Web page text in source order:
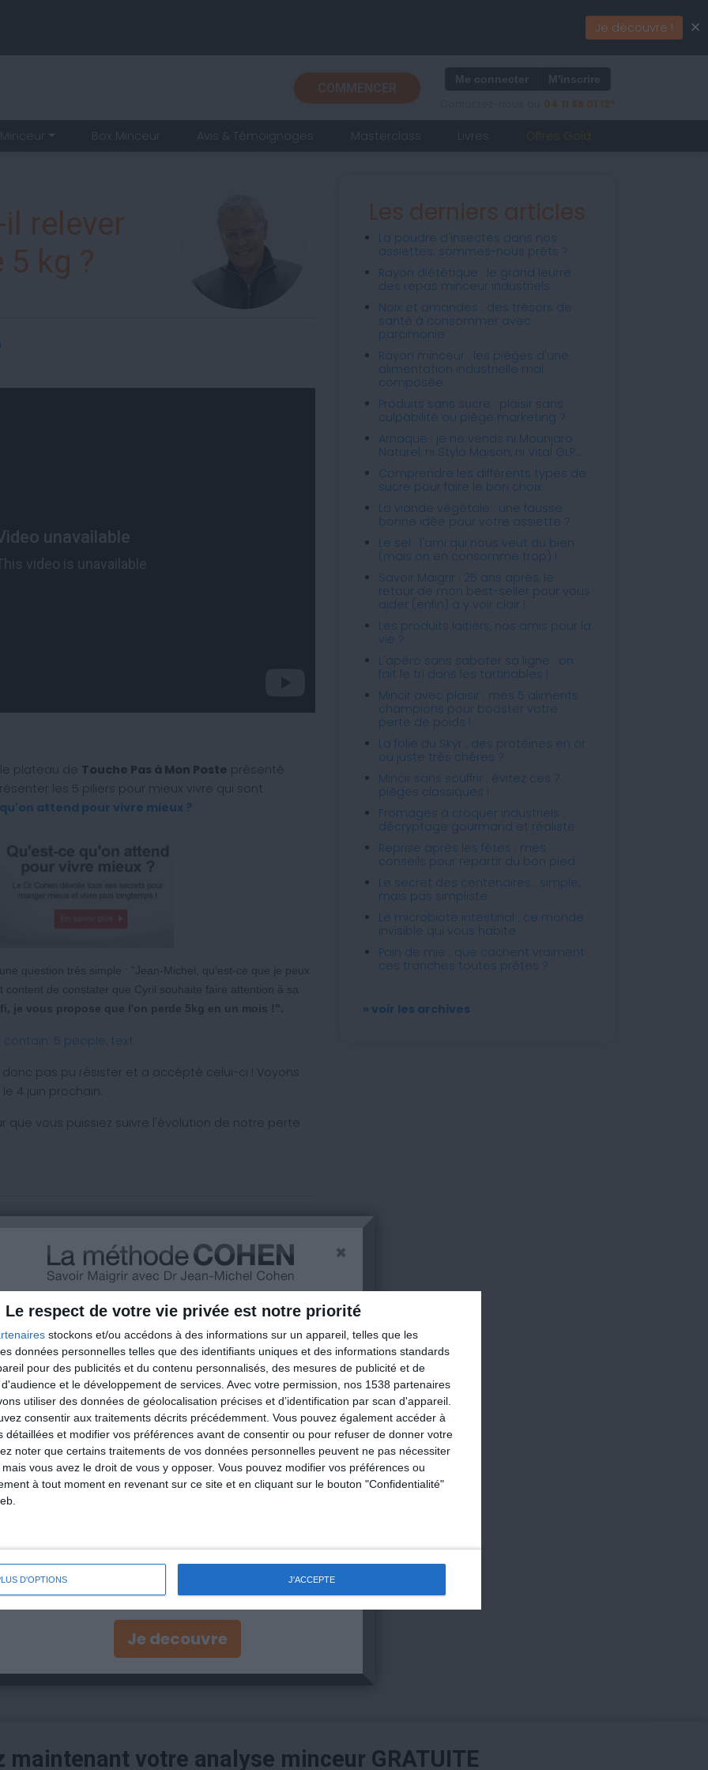
Le respect de votre vie privée est notre priorité
stockons et/ou accédons à des informations sur un appareil, telles que les
données personnelles telles que des identifiants uniques et des informations standards
pour des publicités et du contenu personnalisés, des mesures de publicité et de
et le développement de services. Avec votre permission, nos 1538 partenaires
utiliser des données de géolocalisation précises et d’identification par scan d'appareil.
consentir aux traitements décrits précédemment. Vous pouvez également accéder à
détaillées et modifier vos préférences avant de consentir ou pour refuser de donner votre
noter que certains traitements de vos données personnelles peuvent ne pas nécessiter
vous avez le droit de vous y opposer. Vous pouvez modifier vos préférences ou
à tout moment en revenant sur ce site et en cliquant sur le bouton "Confidentialité"
D'OPTIONS J'ACCEPTE
COMMENCER
04 11 88 01 12*
relever
kg ?
plateau de Touche Pas à Mon Poste présenté
les 5 piliers pour mieux vivre qui sont
attend pour vivre mieux ?
question très simple : "Jean-Michel, qu'est-ce que je peux
de constater que Cyril souhaite faire attention à sa
je vous propose que l'on perde 5kg en un mois !".
pas pu résister et a accépté celui-ci ! Voyons
4 juin prochain.
vous puissiez suivre l'évolution de notre perte
qu'ils va nous épaté et réussir à perdre ces 5kg.
bon courage à tous les 2!
qu'on va pouvoir l'aider à perdre du poids
motivation ? :)
Suiv.
sommes-nous prêts ?
consommer avec parcimonie
industrielle mal composée
ou piège marketing ?
Les derniers articles
La poudre d'insectes dans nos
assiettes: sommes-nous prêts ?
Rayon diététique : le grand leurre
des repas minceur industriels
Noix et amandes : des trésors de
santé à consommer avec
parcimonie
Rayon minceur : les pièges d'une
alimentation industrielle mal
composée
Produits sans sucre : plaisir sans
culpabilité ou piège marketing ?
Arnaque : je ne vends ni Mounjaro
Naturel, ni Stylo Maison, ni Vital GLP...
Comprendre les différents types de
sucre pour faire le bon choix.
La viande végétale : une fausse
bonne idée pour votre assiette ?
Le sel : l'ami qui nous veut du bien
(mais on en consomme trop) !
Savoir Maigrir : 25 ans après, le
retour de mon best-seller pour vous
aider (enfin) à y voir clair !
Les produits laitiers, nos amis pour la
vie ?
L'apéro sans saboter sa ligne : on
fait le tri dans les tartinables !
Mincir avec plaisir : mes 5 aliments
champions pour booster votre
perte de poids !
La folie du Skyr : des protéines en or
ou juste très chères ?
Mincir sans souffrir : évitez ces 7
pièges classiques !
Fromages à croquer industriels :
décryptage gourmand et réaliste
Reprise après les fêtes : mes
conseils pour repartir du bon pied
Le secret des centenaires : simple,
mais pas simpliste
Le microbiote intestinal : ce monde
invisible qui vous habite
Pain de mie : que cachent vraiment
ces tranches toutes prêtes ?
» voir les archives
maintenant votre analyse minceur GRATUITE
Je découvre ! ×
×
Je decouvre